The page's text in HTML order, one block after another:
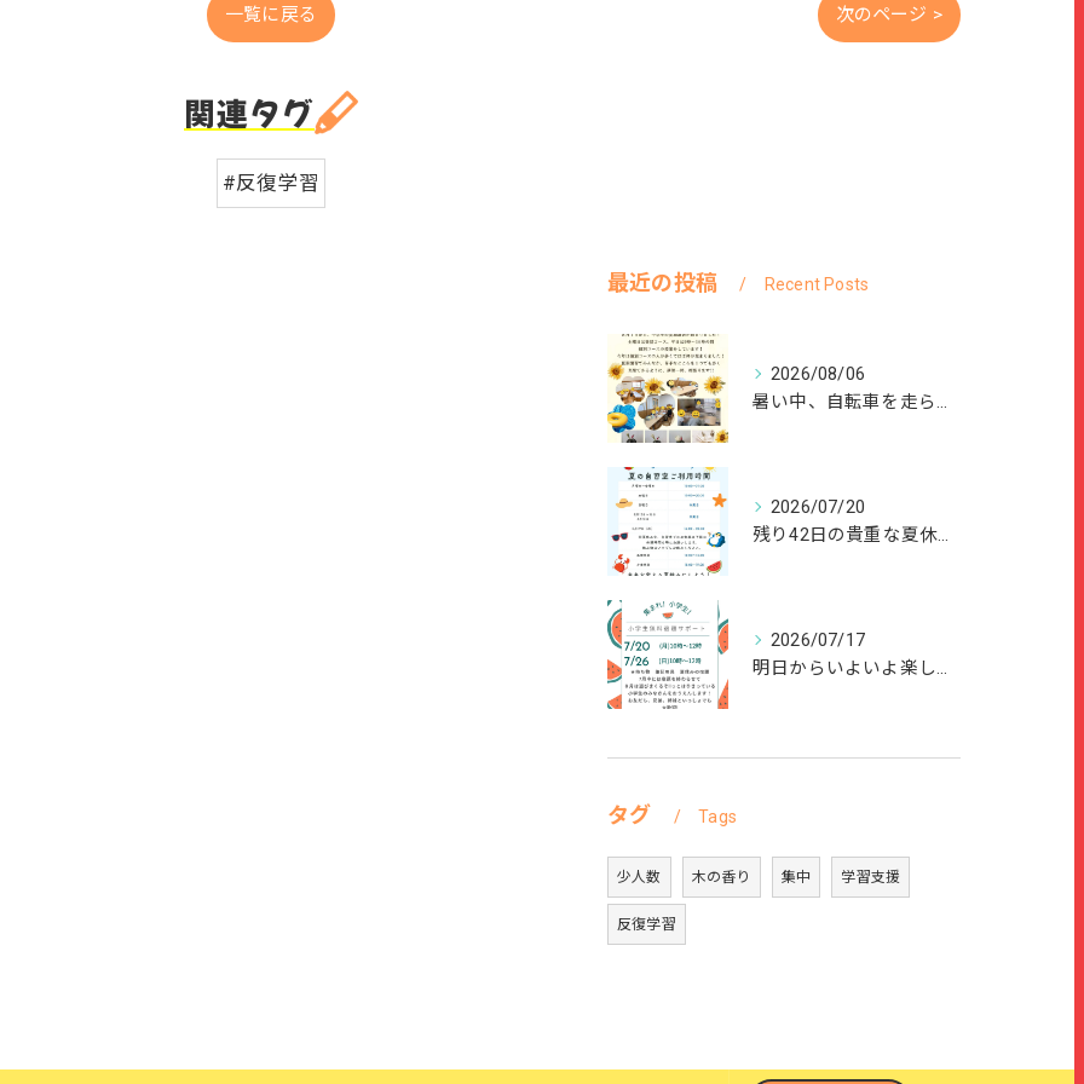
一覧に戻る 次のページ >
関連タグ
#反復学習
最近の投稿 Recent Posts
2026/08/06
暑い中、自転車を走らせて、または、ご家族のご協力のもと、夏休...
2026/07/20
残り42日の貴重な夏休みを、
2026/07/17
明日からいよいよ楽しい夏休みが始まりますね🌻
タグ Tags
少人数 木の香り 集中 学習支援
反復学習